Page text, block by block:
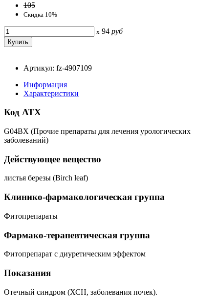
105
Скидка 10%
x 94 руб
Артикул: fz-4907109
Информация
Характеристики
Код АТХ
G04BX (Прочие препараты для лечения урологических
заболеваний)
Действующее вещество
листья березы (Birch leaf)
Клинико-фармакологическая группа
Фитопрепараты
Фармако-терапевтическая группа
Фитопрепарат с диуретическим эффектом
Показания
Отечный синдром (ХСН, заболевания почек).